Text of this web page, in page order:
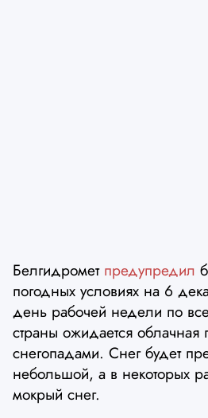
Белгидромет предупредил
погодных условиях на 6
день рабочей недели по
страны ожидается облачная
снегопадами. Снег будет
небольшой, а в некоторых
мокрый снег.